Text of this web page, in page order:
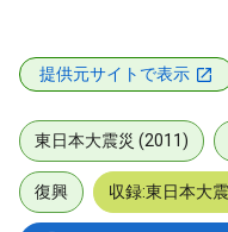
提供元サイトで表示
東日本大震災 (2011)
復興 収録:東日本大